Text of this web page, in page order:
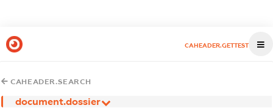
CAHEADER.GETTEST
CAHEADER.SEARCH
document.dossier